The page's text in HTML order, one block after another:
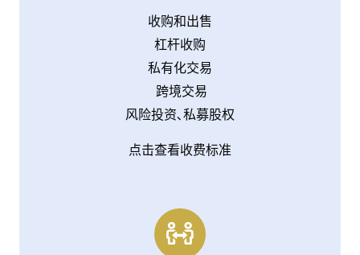
收购和出售
杠杆收购
私有化交易
跨境交易
风险投资､私募股权
点击查看收费标准